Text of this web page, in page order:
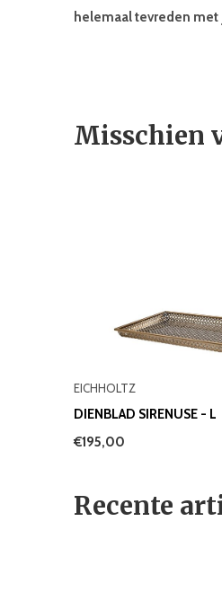
helemaal tevreden met
Misschien
EICHHOLTZ
DIENBLAD SIRENUSE - L
€195,00
Recente